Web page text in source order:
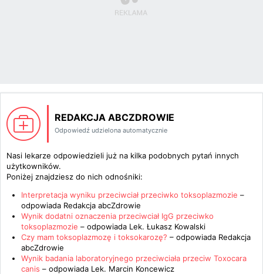
REDAKCJA ABCZDROWIE
Odpowiedź udzielona automatycznie
Nasi lekarze odpowiedzieli już na kilka podobnych pytań innych
użytkowników.
Poniżej znajdziesz do nich odnośniki:
Interpretacja wyniku przeciwciał przeciwko toksoplazmozie –
odpowiada Redakcja abcZdrowie
Wynik dodatni oznaczenia przeciwciał IgG przeciwko
toksoplazmozie – odpowiada Lek. Łukasz Kowalski
Czy mam toksoplazmozę i toksokarozę? – odpowiada Redakcja
abcZdrowie
Wynik badania laboratoryjnego przeciwciała przeciw Toxocara
canis – odpowiada Lek. Marcin Koncewicz